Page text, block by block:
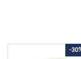
-